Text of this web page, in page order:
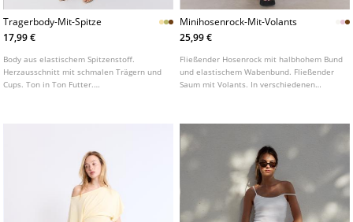
Tragerbody-Mit-Spitze
17,99 €
Body aus elastischem Spitzenstoff.
Herzausschnitt mit schmalen Trägern und
Cups. Ton in Ton Futter.
Minihosenrock-Mit-Volants
25,99 €
Fließender Hosenrock mit halbhohem Bund
und elastischem Wabenbund. Fließender
Saum mit Volants. In verschiedenen